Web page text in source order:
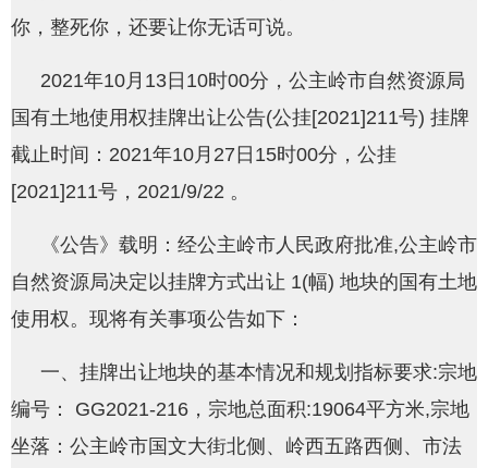
你，整死你，还要让你无话可说。
2021年10月13日10时00分，公主岭市自然资源局
国有土地使用权挂牌出让公告(公挂[2021]211号) 挂牌
截止时间：2021年10月27日15时00分，公挂
[2021]211号，2021/9/22 。
《公告》载明：经公主岭市人民政府批准,公主岭市
自然资源局决定以挂牌方式出让 1(幅) 地块的国有土地
使用权。现将有关事项公告如下：
一、挂牌出让地块的基本情况和规划指标要求:宗地
编号： GG2021-216，宗地总面积:19064平方米,宗地
坐落：公主岭市国文大街北侧、岭西五路西侧、市法